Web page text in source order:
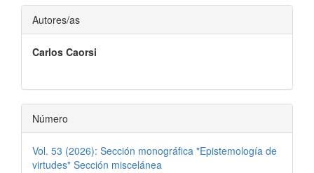
Contenido
principal
del
artículo
Autores/as
Carlos Caorsi
Número
Vol. 53 (2026): Sección monográfica "Epistemología de
virtudes" Sección miscelánea